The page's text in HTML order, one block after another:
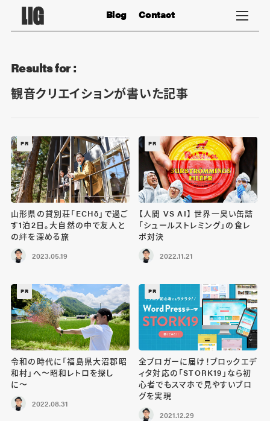
Contact
Blog
Results for :
観音クリエイションが書いた記事
PR
山形県の貸別荘「ECHō」で過ご
す1泊2日。大自然の中で友人と
の絆を深める旅
2023.05.19
PR
【人間 VS AI】 世界一臭い缶詰
「シュールストレミング」の食レ
ポ対決
2022.11.21
PR
令和の時代に「福島県大沼郡昭
和村」へ〜昭和レトロを探し
に〜
2022.08.31
PR
全ブロガーに届け！ブロックエデ
ィタ対応の「STORK19」なら初
心者でもスマホで見やすいブロ
グを実現
2021.12.29